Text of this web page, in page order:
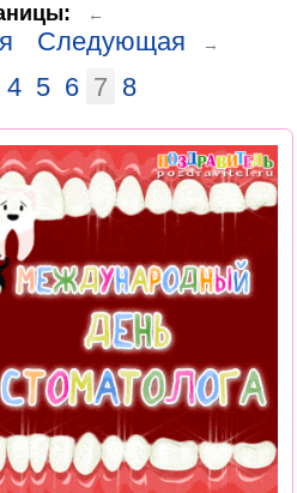
←
Следующая →
4 5 6 7 8